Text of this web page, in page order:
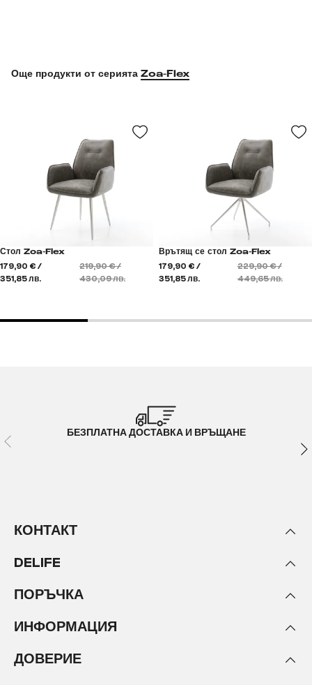
Още продукти от серията Zoa-Flex
Стол Zoa-Flex
179,90 € /
351,85 лв.
219,90 € /
430,09 лв.
Врътящ се стол Zoa-Flex
179,90 € /
351,85 лв.
229,90 € /
449,65 лв.
БЕЗПЛАТНА ДОСТАВКА И ВРЪЩАНЕ
КОНТАКТ
DELIFE
ПОРЪЧКА
ИНФОРМАЦИЯ
ДОВЕРИЕ